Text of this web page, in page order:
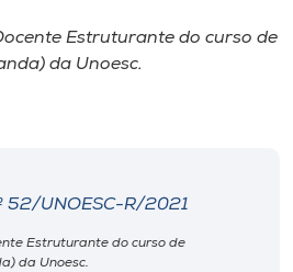
Estruturante do curso de
da Unoesc.
52/UNOESC-R/2021
Estruturante do curso de
da Unoesc.